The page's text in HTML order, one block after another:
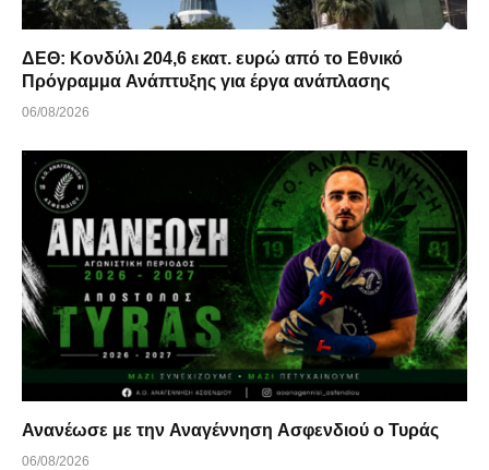
ΔΕΘ: Κονδύλι 204,6 εκατ. ευρώ από το Εθνικό
Πρόγραμμα Ανάπτυξης για έργα ανάπλασης
06/08/2026
Ανανέωσε με την Αναγέννηση Ασφενδιού ο Τυράς
06/08/2026